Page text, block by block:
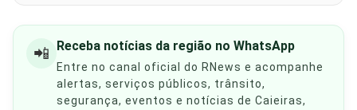
📲 Receba notícias da região no WhatsApp
Entre no canal oficial do RNews e acompanhe
alertas, serviços públicos, trânsito,
segurança, eventos e notícias de Caieiras,